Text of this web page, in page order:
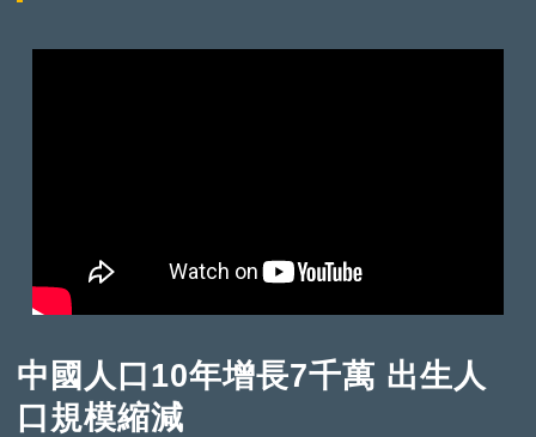
中國人口10年增長7千萬 出生人
口規模縮減